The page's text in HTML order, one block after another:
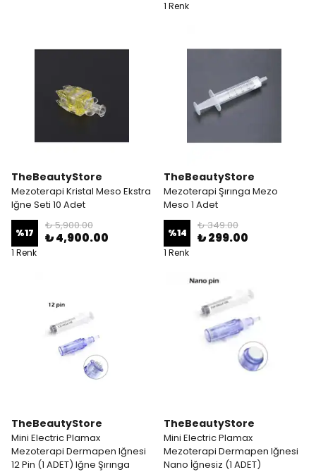
1 Renk
TheBeautyStore
Mezoterapi Kristal Meso Ekstra
Iğne Seti 10 Adet
%17
₺ 5,900.00
₺ 4,900.00
1 Renk
TheBeautyStore
Mezoterapi Şırınga Mezo
Meso 1 Adet
%14
₺ 349.00
₺ 299.00
1 Renk
TheBeautyStore
Mini Electric Plamax
Mezoterapi Dermapen Iğnesi
12 Pin (1 ADET) Iğne Şırınga
TheBeautyStore
Mini Electric Plamax
Mezoterapi Dermapen Iğnesi
Nano İğnesiz (1 ADET)